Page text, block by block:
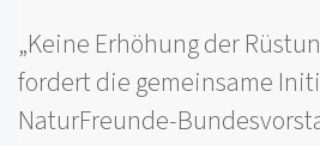
„Keine Erhöhung der
fordert die gemeinsame
NaturFreunde-